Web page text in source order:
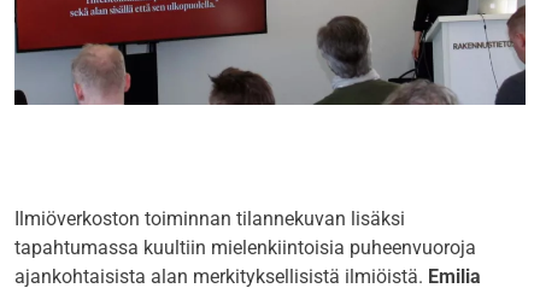
Ilmiöverkoston toiminnan tilannekuvan lisäksi
tapahtumassa kuultiin mielenkiintoisia puheenvuoroja
ajankohtaisista alan merkityksellisistä ilmiöistä. Emilia